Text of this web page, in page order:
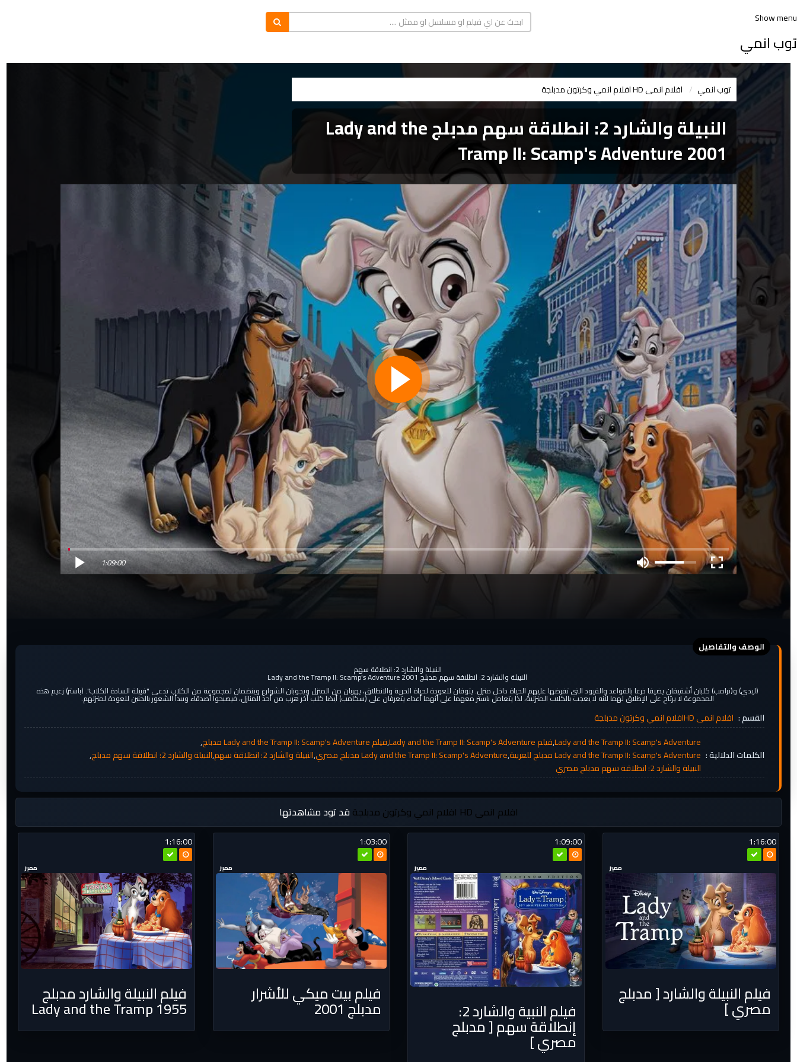
Show menu
توب انمي
توب انمي افلام انمى HD افلام انمي وكرتون مدبلجة
النبيلة والشارد 2: انطلاقة سهم مدبلج Lady and the
Tramp II: Scamp's Adventure 2001
1:09:00
النبيلة والشارد 2: انطلاقة سهم
النبيلة والشارد 2: انطلاقة سهم مدبلج Lady and the Tramp II: Scamp's Adventure 2001
(ليدي) و(ترامب) كلبان أشقيقان يضيقا ذرعا بالقواعد والقيود التي تفرضها عليهم الحياة داخل منزل. يتوقان للعودة لحياة الحرية والانطلاق، يهربان من المنزل ويجوبان الشوارع وينضمان لمجموعة من الكلاب تدعى "قبيلة السادة الكلاب". (باستر) زعيم هذه
المجموعة لا يرتاح على الإطلاق لهما لأنه لا يعجب بالكلاب المنزلية، لذا يتعامل باستر معهما على أنهما أعداء يتعرفان على (سكامب) أيضا كلب آخر هرب من أحد المنازل، فيصبحوا أصدقاء ويبدأ الشعور بالحنين للعودة لمنزلهم.
القسم : افلام انمى HD افلام انمي وكرتون مدبلجة
الكلمات الدلالية :
Lady and the Tramp II: Scamp's Adventure
,فيلم Lady and the Tramp II: Scamp's Adventure ,فيلم Lady and the Tramp II: Scamp's Adventure مدبلج
,
Lady and the Tramp II: Scamp's Adventure مدبلج للعربية
,Lady and the Tramp II: Scamp's Adventure مدبلج مصري ,النبيلة والشارد 2: انطلاقة سهم ,النبيلة والشارد 2: انطلاقة سهم مدبلج
,
النبيلة والشارد 2: انطلاقة سهم مدبلج مصري
افلام انمى HD افلام انمي وكرتون مدبلجة قد تود مشاهدتها
1:16:00
مميز
فيلم النبيلة والشارد [ مدبلج
مصري ]
1:09:00
مميز
فيلم النبية والشارد 2:
إنطلاقة سهم [ مدبلج
مصري ]
1:03:00
مميز
فيلم بيت ميكي للأشرار
مدبلج 2001
1:16:00
مميز
فيلم النبيلة والشارد مدبلج
Lady and the Tramp 1955